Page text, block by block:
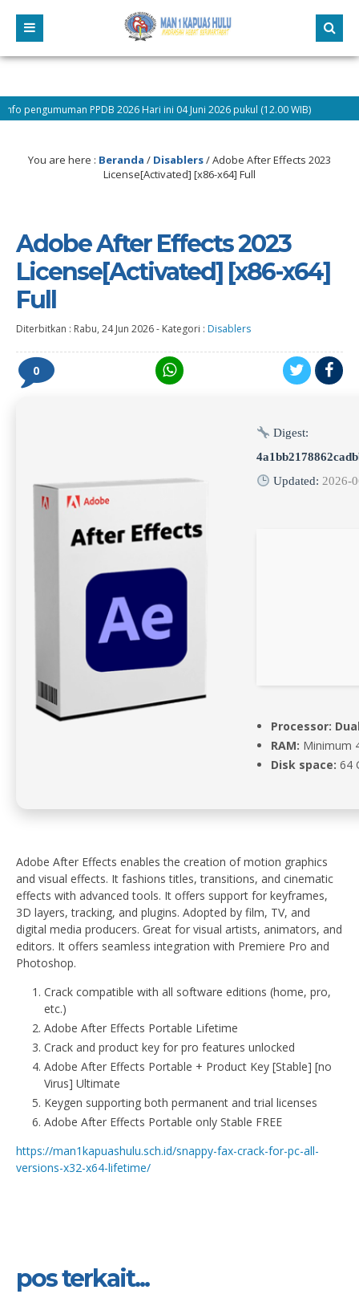
PPDB 2026 Hari ini 04 Juni 2026 pukul (12.00 WIB) 9 bulan
You are here : Beranda / Disablers/Adobe After Effects 2023
License[Activated] [x86-x64] Full
Adobe After Effects 2023
License[Activated] [x86-x64]
Full
Diterbitkan : Rabu, 24 Jun 2026- Kategori : Disablers
0
Digest:
Updated: 2026-
Processor:
RAM: Minimum
Disk space: 64
Adobe After Effects enables the creation of motion graphics
and visual effects. It fashions titles, transitions, and cinematic
effects with advanced tools. It offers support for keyframes,
3D layers, tracking, and plugins. Adopted by film, TV, and
digital media producers. Great for visual artists, animators, and
editors. It offers seamless integration with Premiere Pro and
Photoshop.
Crack compatible with all software editions (home, pro,
etc.)
Adobe After Effects Portable Lifetime
Crack and product key for pro features unlocked
Adobe After Effects Portable + Product Key [Stable] [no
Virus] Ultimate
Keygen supporting both permanent and trial licenses
Adobe After Effects Portable only Stable FREE
https://man1kapuashulu.sch.id/snappy-fax-crack-for-pc-all-
versions-x32-x64-lifetime/
pos terkait...